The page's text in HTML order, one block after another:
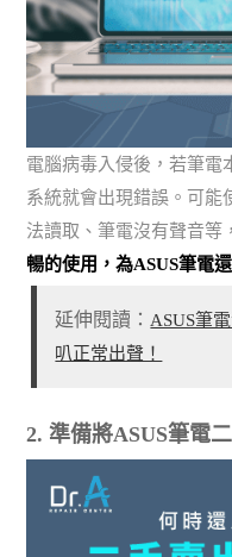
電腦病毒入侵後，若筆電
系統就會出現錯誤。可能
法讀取、筆電沒有聲音等
暢的使用，為ASUS筆電
延伸閱讀： ASUS筆
叭正常出聲！
2. 準備將ASUS筆電